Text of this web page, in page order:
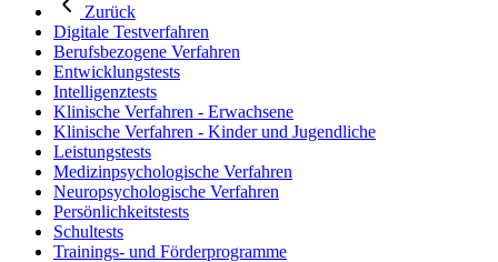
Zurück
Digitale Testverfahren
Berufsbezogene Verfahren
Entwicklungstests
Intelligenztests
Klinische Verfahren - Erwachsene
Klinische Verfahren - Kinder und Jugendliche
Leistungstests
Medizinpsychologische Verfahren
Neuropsychologische Verfahren
Persönlichkeitstests
Schultests
Trainings- und Förderprogramme